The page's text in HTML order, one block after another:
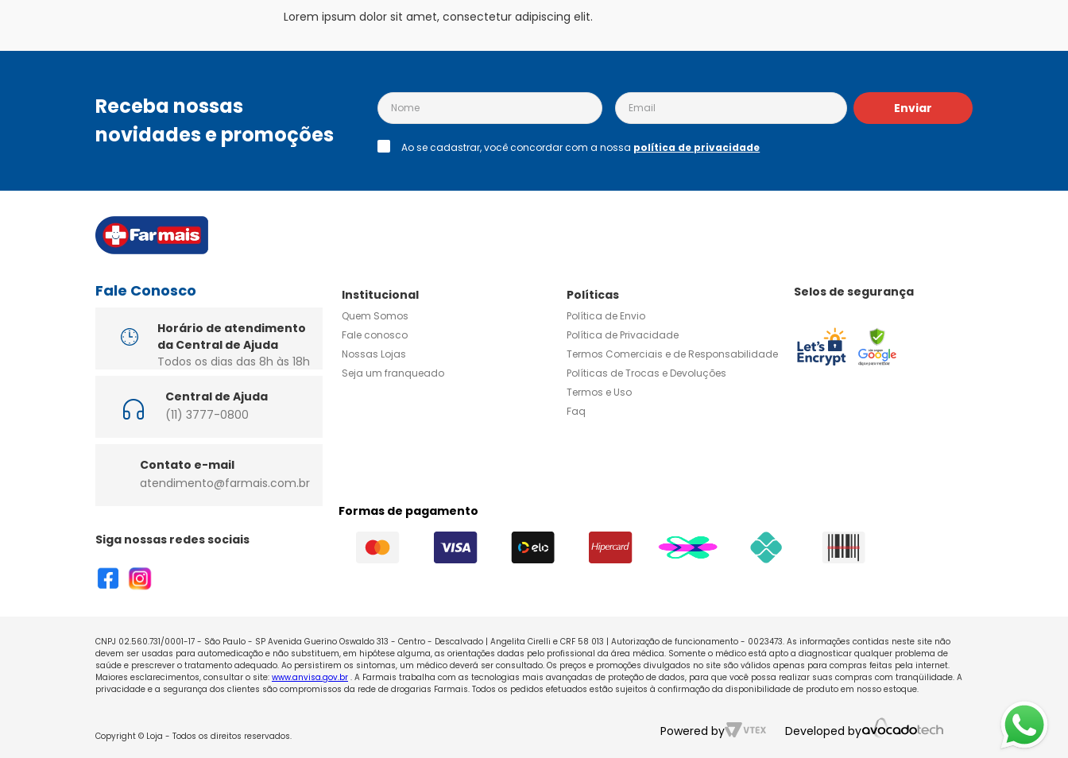
Lorem ipsum dolor sit amet, consectetur adipiscing elit.
Receba nossas
novidades e promoções
Enviar
Ao se cadastrar, você concordar com a nossa política de privacidade
Fale Conosco
Horário de atendimento
da Central de Ajuda
Todos os dias das 8h às 18h
Central de Ajuda
(11) 3777-0800
Contato e-mail
atendimento@farmais.com.br
Siga nossas redes sociais
Institucional
Quem Somos
Fale conosco
Nossas Lojas
Seja um franqueado
Políticas
Política de Envio
Política de Privacidade
Termos Comerciais e de Responsabilidade
Políticas de Trocas e Devoluções
Termos e Uso
Faq
Selos de segurança
Formas de pagamento
CNPJ 02.560.731/0001-17 - São Paulo - SP Avenida Guerino Oswaldo 313 - Centro - Descalvado | Angelita Cirelli e CRF 58 013 | Autorização de funcionamento - 0023473. As informações contidas neste site não
devem ser usadas para automedicação e não substituem, em hipótese alguma, as orientações dadas pelo profissional da área médica. Somente o médico está apto a diagnosticar qualquer problema de
saúde e prescrever o tratamento adequado. Ao persistirem os sintomas, um médico deverá ser consultado. Os preços e promoções divulgados no site são válidos apenas para compras feitas pela internet.
Maiores esclarecimentos, consultar o site: www.anvisa.gov.br . A Farmais trabalha com as tecnologias mais avançadas de proteção de dados, para que você possa realizar suas compras com tranqüilidade. A
privacidade e a segurança dos clientes são compromissos da rede de drogarias Farmais. Todos os pedidos efetuados estão sujeitos à confirmação da disponibilidade de produto em nosso estoque.
Copyright © Loja - Todos os direitos reservados. Powered by Developed by